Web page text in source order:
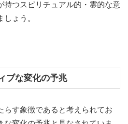
持つスピリチュアル的・ 霊的な意
ょう。
ブな変化の予兆
らす象徴であると考えられてお